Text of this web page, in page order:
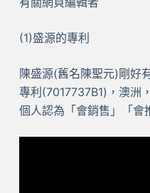
(1)盛源的專利
陳盛源(舊名陳聖元)剛好
專利(7017737B1)，澳洲
個人認為「會銷售」「會